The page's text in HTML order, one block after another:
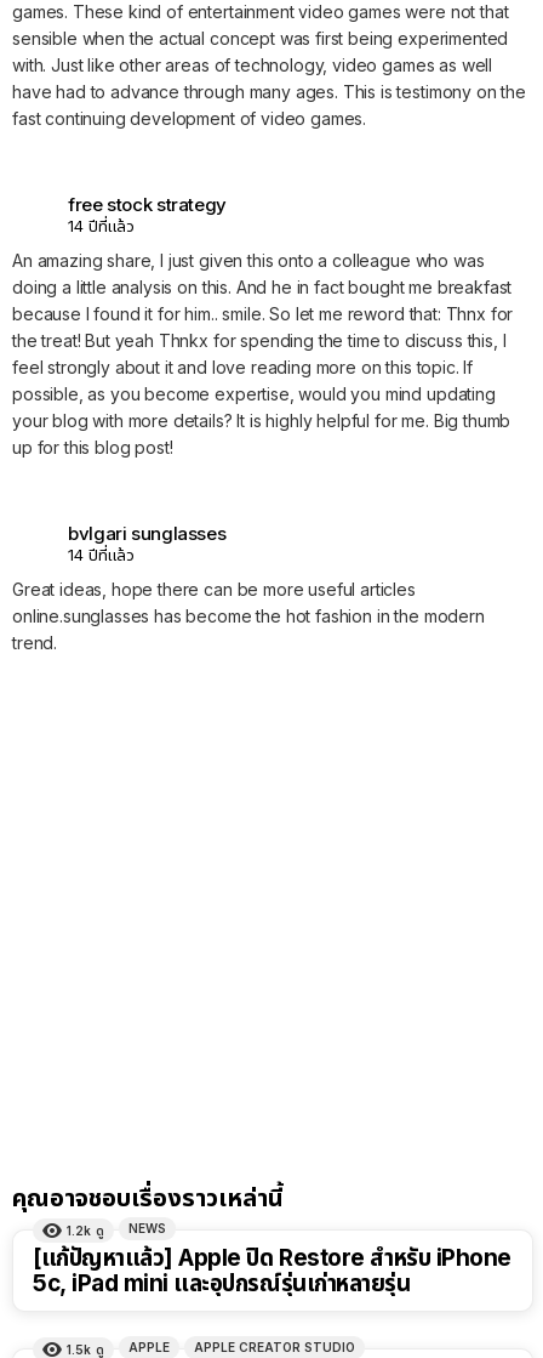
games. These kind of entertainment video games were not that
sensible when the actual concept was first being experimented
with. Just like other areas of technology, video games as well
have had to advance through many ages. This is testimony on the
fast continuing development of video games.
free stock strategy
14 ปีที่แล้ว
An amazing share, I just given this onto a colleague who was
doing a little analysis on this. And he in fact bought me breakfast
because I found it for him.. smile. So let me reword that: Thnx for
the treat! But yeah Thnkx for spending the time to discuss this, I
feel strongly about it and love reading more on this topic. If
possible, as you become expertise, would you mind updating
your blog with more details? It is highly helpful for me. Big thumb
up for this blog post!
bvlgari sunglasses
14 ปีที่แล้ว
Great ideas, hope there can be more useful articles
online.sunglasses has become the hot fashion in the modern
trend.
คุณอาจชอบเรื่องราวเหล่านี้
1.2k ดู NEWS
[แก้ปัญหาแล้ว] Apple ปิด Restore สำหรับ iPhone
5c, iPad mini และอุปกรณ์รุ่นเก่าหลายรุ่น
1.5k ดู APPLE APPLE CREATOR STUDIO